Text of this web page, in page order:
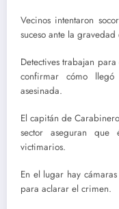
Vecinos intentaron
suceso ante la
Detectives trabajan
confirmar cómo
asesinada.
El capitán de
sector aseguran
victimarios.
En el lugar hay
para aclarar el crimen.